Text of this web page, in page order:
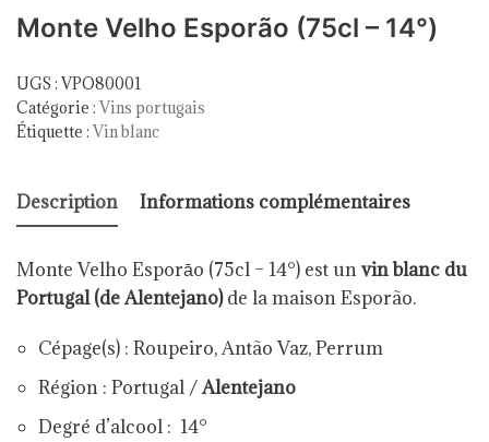
Monte Velho Esporão (75cl – 14°)
UGS :VPO80001
Catégorie : Vins portugais
Étiquette : Vin blanc
Description Informations complémentaires
Monte Velho Esporāo (75cl – 14°) est unvin blanc du
Portugal (de Alentejano) de la maison Esporão.
Cépage(s) : Roupeiro, Antão Vaz, Perrum
Région : Portugal /Alentejano
Degré d’alcool : 14°